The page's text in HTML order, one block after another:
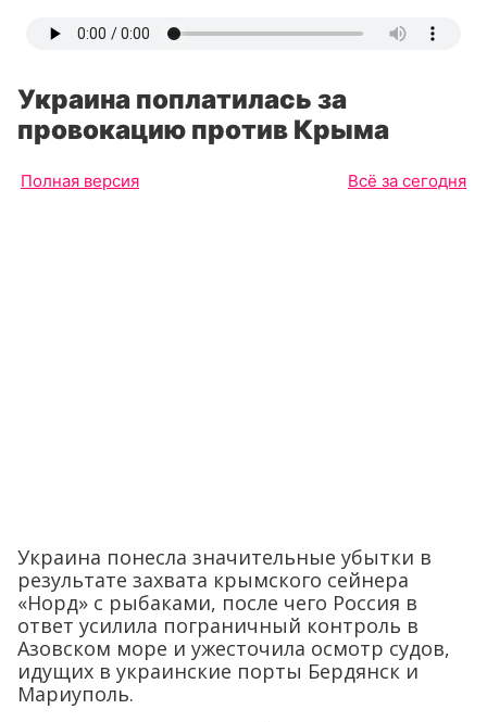
Украина поплатилась за
провокацию против Крыма
Полная версия Всё за сегодня
Украина понесла значительные убытки в
результате захвата крымского сейнера
«Норд» с рыбаками, после чего Россия в
ответ усилила пограничный контроль в
Азовском море и ужесточила осмотр судов,
идущих в украинские порты Бердянск и
Мариуполь.